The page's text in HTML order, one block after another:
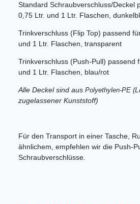
Standard Schraubverschluss/Deckel
0,75 Ltr. und 1 Ltr. Flaschen,
Trinkverschluss (Flip Top) passend
und 1 Ltr. Flaschen, transparent
Trinkverschluss (Push-Pull) passend
und 1 Ltr. Flaschen, blau/rot
Alle Deckel sind aus Polyethylen-PE (
zugelassener Kunststoff)
Für den Transport in einer Tasche,
ähnlichem, empfehlen wir die Push-
Schraubverschlüsse.